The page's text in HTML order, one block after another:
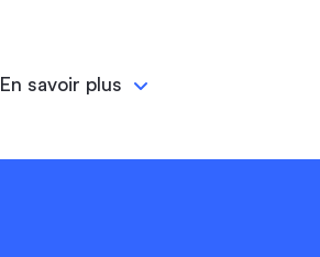
En savoir plus